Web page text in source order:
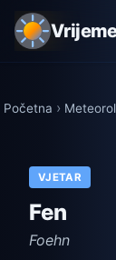
Početna
VJETAR
Fen
Foehn